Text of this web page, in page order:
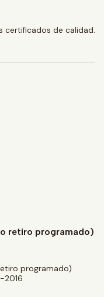
certificados de calidad.
retiro programado)
programado)
2016